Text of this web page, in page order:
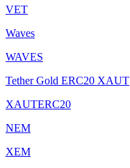
VET
Waves
WAVES
Tether Gold ERC20 XAUT
XAUTERC20
NEM
XEM